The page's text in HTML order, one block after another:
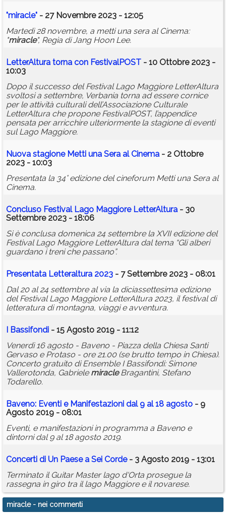
"miracle" - 27 Novembre 2023 - 12:05
Martedì 28 novembre, a metti una sera al Cinema:
"miracle", Regia di Jang Hoon Lee.
LetterAltura torna con FestivalPOST - 10 Ottobre 2023 -
10:03
Dopo il successo del Festival Lago Maggiore LetterAltura
svoltosi a settembre, Verbania torna ad essere cornice
per le attività culturali dell’Associazione Culturale
LetterAltura che propone FestivalPOST, l’appendice
pensata per arricchire ulteriormente la stagione di eventi
sul Lago Maggiore.
Nuova stagione Metti una Sera al Cinema - 2 Ottobre
2023 - 10:03
Presentata la 34° edizione del cineforum Metti una Sera al
Cinema.
Concluso Festival Lago Maggiore LetterAltura - 30
Settembre 2023 - 18:06
Si è conclusa domenica 24 settembre la XVII edizione del
Festival Lago Maggiore LetterAltura dal tema “Gli alberi
guardano i treni che passano”.
Presentata Letteraltura 2023 - 7 Settembre 2023 - 08:01
Dal 20 al 24 settembre al via la diciassettesima edizione
del Festival Lago Maggiore LetterAltura 2023, il festival di
letteratura di montagna, viaggi e avventura.
I Bassifondi - 15 Agosto 2019 - 11:12
Venerdì 16 agosto - Baveno - Piazza della Chiesa Santi
Gervaso e Protaso - ore 21.00 (se brutto tempo in Chiesa).
Concerto gratuito di Ensemble I Bassifondi: Simone
Vallerotonda, Gabriele miracleBragantini, Stefano
Todarello.
Baveno: Eventi e Manifestazioni dal 9 al 18 agosto - 9
Agosto 2019 - 08:01
Eventi, e manifestazioni in programma a Baveno e
dintorni dal 9 al 18 agosto 2019.
Concerti di Un Paese a Sei Corde- 3 Agosto 2019 - 13:01
Terminato il Guitar Master lago d'Orta prosegue la
rassegna in giro tra il lago Maggiore e il novarese.
miracle- nei commenti